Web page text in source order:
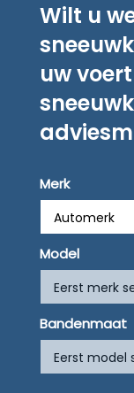
Wilt u
uw
Merk
Model
Bandenmaat